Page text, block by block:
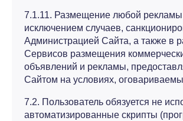
7.1.11. Размещение любой
исключением случаев,
Администрацией Сайта, а также в
Сервисов размещения
объявлений и рекламы,
Сайтом на условиях,
7.2. Пользователь обязуется не
автоматизированные скрипты